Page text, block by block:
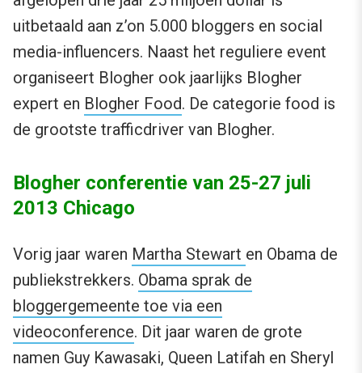
uitbetaald aan z’on 5.000 bloggers en social
media-influencers. Naast het reguliere event
organiseert Blogher ook jaarlijks Blogher
expert en Blogher Food. De categorie food is
de grootste trafficdriver van Blogher.
Blogher conferentie van 25-27 juli
2013 Chicago
Vorig jaar waren Martha Stewart en Obama de
publiekstrekkers. Obama sprak de
bloggergemeente toe via een
videoconference. Dit jaar waren de grote
namen Guy Kawasaki, Queen Latifah en Sheryl